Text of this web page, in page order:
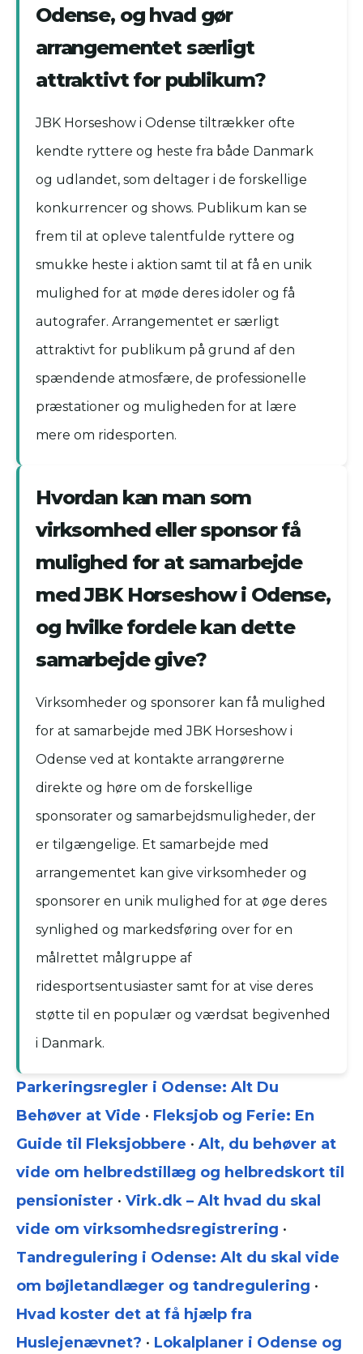
Odense, og hvad gør
arrangementet særligt
attraktivt for publikum?
JBK Horseshow i Odense tiltrækker ofte
kendte ryttere og heste fra både Danmark
og udlandet, som deltager i de forskellige
konkurrencer og shows. Publikum kan se
frem til at opleve talentfulde ryttere og
smukke heste i aktion samt til at få en unik
mulighed for at møde deres idoler og få
autografer. Arrangementet er særligt
attraktivt for publikum på grund af den
spændende atmosfære, de professionelle
præstationer og muligheden for at lære
mere om ridesporten.
Hvordan kan man som
virksomhed eller sponsor få
mulighed for at samarbejde
med JBK Horseshow i Odense,
og hvilke fordele kan dette
samarbejde give?
Virksomheder og sponsorer kan få mulighed
for at samarbejde med JBK Horseshow i
Odense ved at kontakte arrangørerne
direkte og høre om de forskellige
sponsorater og samarbejdsmuligheder, der
er tilgængelige. Et samarbejde med
arrangementet kan give virksomheder og
sponsorer en unik mulighed for at øge deres
synlighed og markedsføring over for en
målrettet målgruppe af
ridesportsentusiaster samt for at vise deres
støtte til en populær og værdsat begivenhed
i Danmark.
Parkeringsregler i Odense: Alt Du
Behøver at Vide • Fleksjob og Ferie: En
Guide til Fleksjobbere • Alt, du behøver at
vide om helbredstillæg og helbredskort til
pensionister • Virk.dk – Alt hvad du skal
vide om virksomhedsregistrering •
Tandregulering i Odense: Alt du skal vide
om bøjletandlæger og tandregulering •
Hvad koster det at få hjælp fra
Huslejenævnet? • Lokalplaner i Odense og